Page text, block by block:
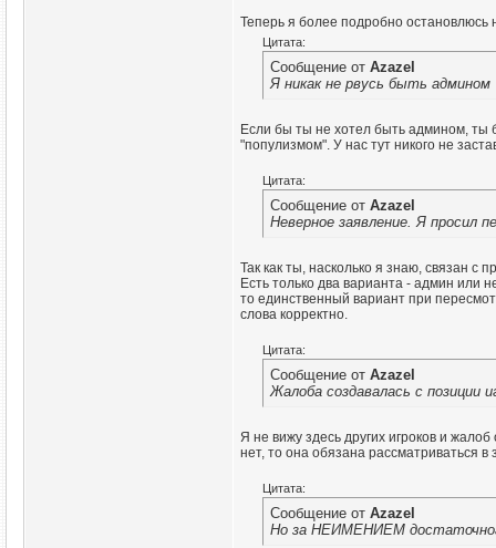
Теперь я более подробно остановлюсь
Цитата:
Сообщение от Azazel
Я никак не рвусь быть админом
Если бы ты не хотел быть админом, ты
"популизмом". У нас тут никого не
Цитата:
Сообщение от Azazel
Неверное заявление. Я просил
Так как ты, насколько я знаю, связан с
Есть только два варианта - админ или
то единственный вариант при
слова корректно.
Цитата:
Сообщение от Azazel
Жалоба создавалась с позиции
Я не вижу здесь других игроков и
нет, то она обязана рассматриваться
Цитата:
Сообщение от Azazel
Но за НЕИМЕНИЕМ